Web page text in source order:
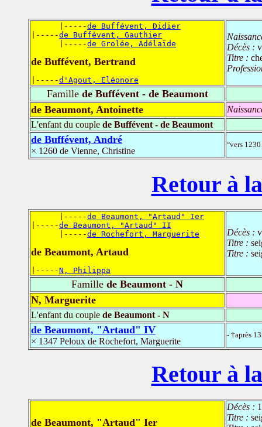
      |-----
de Buffévent, Didier
|-----de Buffévent, Gauthier
      |-----
de Grolée, Adélaïde
de Buffévent, Bertrand
|-----d'Agout, Eléonore
Décès :
Titre :
Famillede Buffévent - de Beaumont
de Beaumont, Antoinette
L'enfant du couple de Buffévent - de Beaumont
de Buffévent, André
× 1260 de Vienne, Christine
°vers
Retour à
      |-----
de Beaumont, "Artaud" Ier
|-----de Beaumont, "Artaud" II
      |-----
de Rochefort, Marguerite
de Beaumont, Artaud
|-----N, Philippa
Décès :
Titre :
Titre :
Famille de Beaumont - N
N, Marguerite
L'enfant du couple de Beaumont - N
de Beaumont, "Artaud" IV
× 1347 Peloux de Rochefort, Marguerite
- †après
Retour à
de Beaumont, "Artaud" Ier
Décès :
Titre :